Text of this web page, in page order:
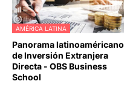
AMÉRICA LATINA
Panorama latinoaméricano
de Inversión Extranjera
Directa - OBS Business
School